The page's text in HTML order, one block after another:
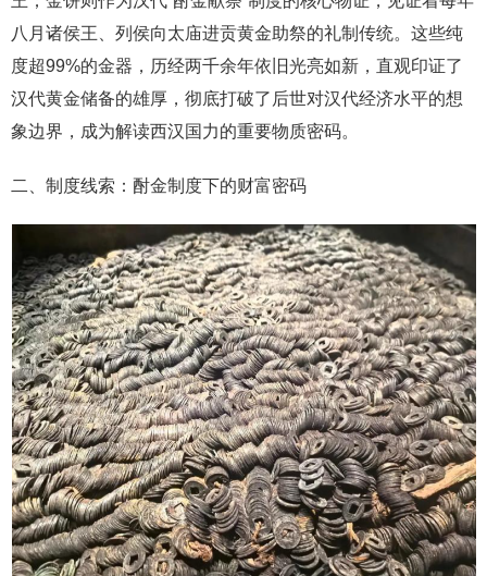
八月诸侯王、列侯向太庙进贡黄金助祭的礼制传统。这些纯
度超99%的金器，历经两千余年依旧光亮如新，直观印证了
汉代黄金储备的雄厚，彻底打破了后世对汉代经济水平的想
象边界，成为解读西汉国力的重要物质密码。
二、制度线索：酎金制度下的财富密码